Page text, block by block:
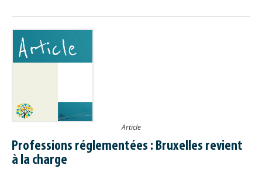
Article
Professions réglementées : Bruxelles revient
à la charge